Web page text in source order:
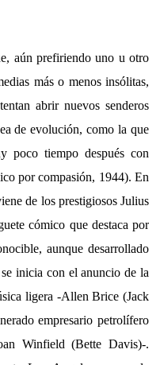
aún prefiriendo uno u otro
más o menos insólitas,
abrir nuevos senderos
de evolución, como la que
poco tiempo después con
por compasión, 1944). En
de los prestigiosos Julius
cómico que destaca por
aunque desarrollado
inicia con el anuncio de la
ligera -Allen Brice (Jack
empresario petrolífero
Winfield (Bette Davis)-.